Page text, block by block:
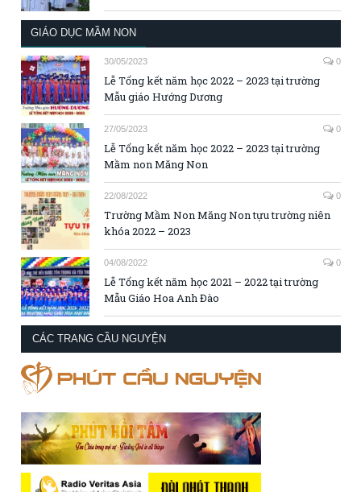
GIÁO DỤC MẦM NON
30/05/2023 0
Lễ Tổng kết năm học 2022 – 2023 tại trường
Mẫu giáo Hướng Dương
27/05/2023 0
Lễ Tổng kết năm học 2022 – 2023 tại trường
Mầm non Măng Non
22/08/2022 0
Trường Mầm Non Măng Non tựu trường niên
khóa 2022 – 2023
04/08/2022 0
Lễ Tổng kết năm học 2021 – 2022 tại trường
Mẫu Giáo Hoa Anh Đào
CÁC TRANG CẦU NGUYỆN